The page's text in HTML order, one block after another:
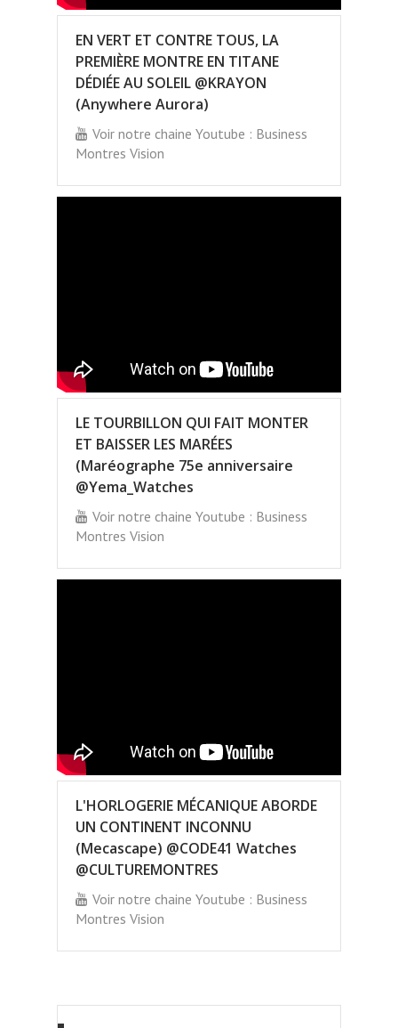
EN VERT ET CONTRE TOUS, LA
PREMIÈRE MONTRE EN TITANE
DÉDIÉE AU SOLEIL @KRAYON
(Anywhere Aurora)
Voir notre chaine Youtube : Business
Montres Vision
LE TOURBILLON QUI FAIT MONTER
ET BAISSER LES MARÉES
(Maréographe 75e anniversaire
@Yema_Watches
Voir notre chaine Youtube : Business
Montres Vision
L'HORLOGERIE MÉCANIQUE ABORDE
UN CONTINENT INCONNU
(Mecascape) @CODE41 Watches
@CULTUREMONTRES
Voir notre chaine Youtube : Business
Montres Vision